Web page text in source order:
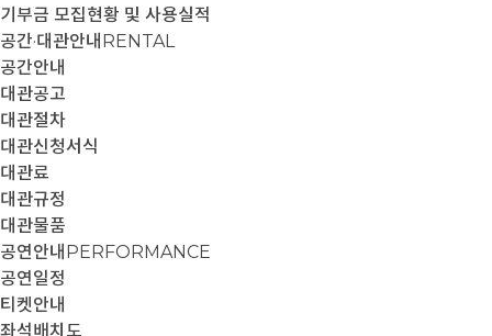
기부금 모집현황 및 사용실적
공간·대관안내 RENTAL
공간안내
대관공고
대관절차
대관신청서식
대관료
대관규정
대관물품
공연안내 PERFORMANCE
공연일정
티켓안내
좌석배치도